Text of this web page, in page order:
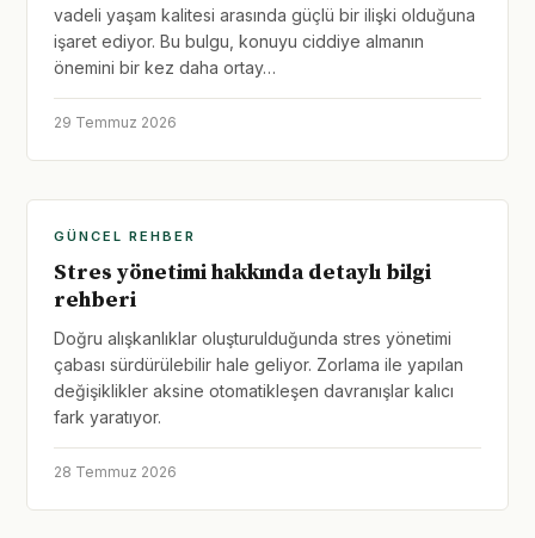
vadeli yaşam kalitesi arasında güçlü bir ilişki olduğuna
işaret ediyor. Bu bulgu, konuyu ciddiye almanın
önemini bir kez daha ortay…
29 Temmuz 2026
GÜNCEL REHBER
Stres yönetimi hakkında detaylı bilgi
rehberi
Doğru alışkanlıklar oluşturulduğunda stres yönetimi
çabası sürdürülebilir hale geliyor. Zorlama ile yapılan
değişiklikler aksine otomatikleşen davranışlar kalıcı
fark yaratıyor.
28 Temmuz 2026